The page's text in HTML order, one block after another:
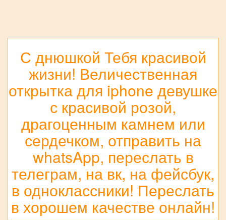
С днюшкой Тебя красивой
жизни! Величественная
открытка для iphone девушке
с красивой розой,
драгоценным камнем или
сердечком, отправить на
whatsApp, переслать в
телеграм, на вк, на фейсбук,
в одноклассники! Переслать
в хорошем качестве онлайн!